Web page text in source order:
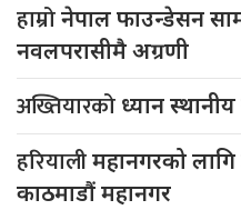
हाम्रोनेपाल फाउन्डेसन
नवलपरासीमै अग्रणी
अख्तियारको ध्यान
हरियालीमहानगरको
काठमाडौं महानगर